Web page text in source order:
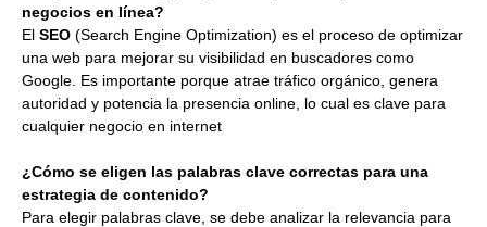
negocios en línea?
El SEO (Search Engine Optimization) es el proceso de optimizar
una web para mejorar su visibilidad en buscadores como
Google. Es importante porque atrae tráfico orgánico, genera
autoridad y potencia la presencia online, lo cual es clave para
cualquier negocio en internet
¿Cómo se eligen las palabras clave correctas para una
estrategia de contenido?
Para elegir palabras clave, se debe analizar la relevancia para